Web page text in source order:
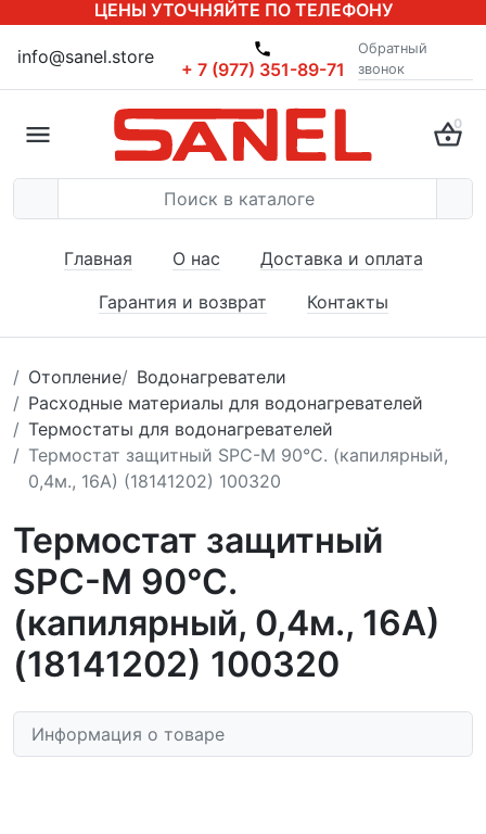
ЦЕНЫ УТОЧНЯЙТЕ ПО ТЕЛЕФОНУ
info@sanel.store
+ 7 (977) 351-89-71
Обратный
звонок
0
Главная О нас
Доставка и оплата
Гарантия и возврат
Контакты
Отопление
Водонагреватели
Расходные материалы для водонагревателей
Термостаты для водонагревателей
Термостат защитный SPC-М 90°С. (капилярный,
0,4м., 16А) (18141202) 100320
Термостат защитный
SPC-М 90°С.
(капилярный, 0,4м., 16А)
(18141202) 100320
Информация о товаре